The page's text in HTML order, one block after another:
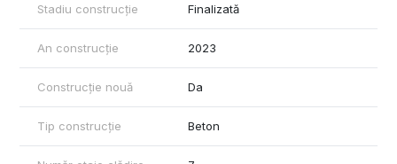
Stadiu construcție Finalizată
An construcție 2023
Construcție nouă Da
Tip construcție Beton